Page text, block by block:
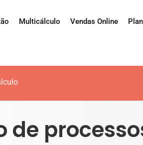
Multicálculo Vendas Online